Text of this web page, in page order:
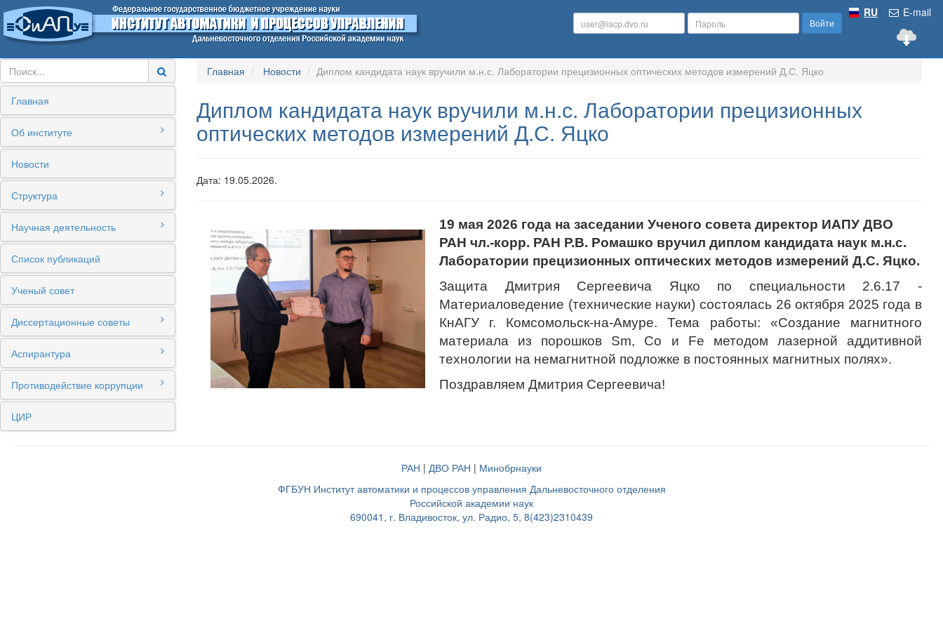
E-mail
RU
Войти
Главная
Об институте
Новости
Структура
Научная деятельность
Список публикаций
Ученый совет
Диссертационные советы
Аспирантура
Противодействие коррупции
ЦИР
Главная Новости Диплом кандидата наук вручили м.н.с. Лаборатории прецизионных оптических методов измерений Д.С. Яцко
Диплом кандидата наук вручили м.н.с. Лаборатории прецизионных
оптических методов измерений Д.С. Яцко
Дата: 19.05.2026.
19 мая 2026 года на заседании Ученого совета директор ИАПУ ДВО
РАН чл.-корр. РАН Р.В. Ромашко вручил диплом кандидата наук м.н.с.
Лаборатории прецизионных оптических методов измерений Д.С. Яцко.
Защита Дмитрия Сергеевича Яцко по специальности 2.6.17 -
Материаловедение (технические науки) состоялась 26 октября 2025 года в
КнАГУ г. Комсомольск-на-Амуре. Тема работы: «Создание магнитного
материала из порошков Sm, Co и Fe методом лазерной аддитивной
технологии на немагнитной подложке в постоянных магнитных полях».
Поздравляем Дмитрия Сергеевича!
РАН | ДВО РАН | Минобрнауки
ФГБУН Институт автоматики и процессов управления Дальневосточного отделения
Российской академии наук
690041, г. Владивосток, ул. Радио, 5, 8(423)2310439